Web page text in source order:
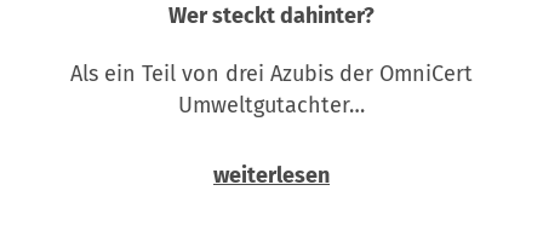
Wer steckt dahinter?
Als ein Teil von drei Azubis der OmniCert
Umweltgutachter…
weiterlesen